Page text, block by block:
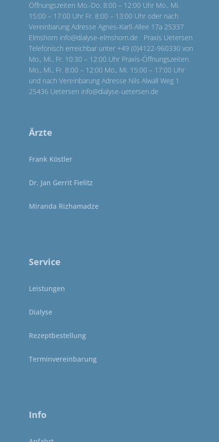
Öffnungszeiten Mo.-Do. 8:00 – 12:00 Uhr Mo., Mi.
15:00 – 17:00 Uhr Fr. 8:00 – 13:00 Uhr oder nach
Vereinbarung Adresse Agnes-Karll-Allee 17a 25337
Elmshorn info@dialyse-elmshorn.de Praxis Uetersen
Telefonisch erreichbar unter +49 (0)4122-960330 von
Mo., Mi., Fr. 10:30 – 12:00 Uhr Praxis-Öffnungszeiten
Mo., Mi., Fr. 8:00 – 12:00 Mo., Mi. 15:00 – 17:00 Uhr
und nach Vereinbarung Adresse Nils Alwall Weg 1
25436 Uetersen info@dialyse-uetersen.de
Ärzte
Frank Köstler
Dr. Jan Gerrit Fielitz
Miranda Rizhamadze
Service
Leistungen
Dialyse
Rezeptbestellung
Terminvereinbarung
Info